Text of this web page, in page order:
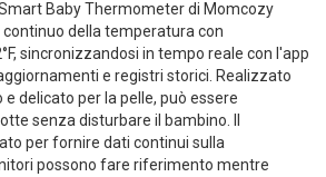
Baby Thermometer di Momcozy
della temperatura con
sincronizzandosi in tempo reale con l'app
e registri storici. Realizzato
delicato per la pelle, può essere
senza disturbare il bambino. Il
per fornire dati continui sulla
possono fare riferimento mentre